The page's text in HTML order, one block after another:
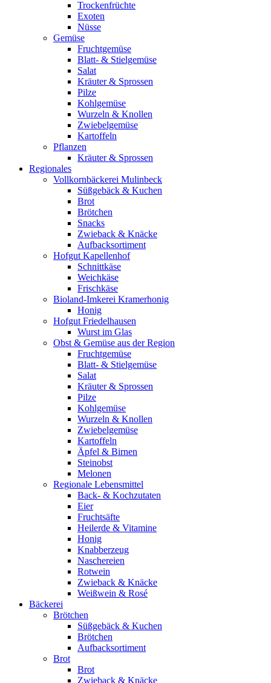
Trockenfrüchte
Exoten
Nüsse
Gemüse
Fruchtgemüse
Blatt- & Stielgemüse
Salat
Kräuter & Sprossen
Pilze
Kohlgemüse
Wurzeln & Knollen
Zwiebelgemüse
Kartoffeln
Pflanzen
Kräuter & Sprossen
Regionales
Vollkornbäckerei Mulinbeck
Süßgebäck & Kuchen
Brot
Brötchen
Snacks
Zwieback & Knäcke
Aufbacksortiment
Hofgut Kapellenhof
Schnittkäse
Weichkäse
Frischkäse
Bioland-Imkerei Kramerhonig
Honig
Hofgut Friedelhausen
Wurst im Glas
Obst & Gemüse aus der Region
Fruchtgemüse
Blatt- & Stielgemüse
Salat
Kräuter & Sprossen
Pilze
Kohlgemüse
Wurzeln & Knollen
Zwiebelgemüse
Kartoffeln
Äpfel & Birnen
Steinobst
Melonen
Regionale Lebensmittel
Back- & Kochzutaten
Eier
Fruchtsäfte
Heilerde & Vitamine
Honig
Knabberzeug
Naschereien
Rotwein
Zwieback & Knäcke
Weißwein & Rosé
Bäckerei
Brötchen
Süßgebäck & Kuchen
Brötchen
Aufbacksortiment
Brot
Brot
Zwieback & Knäcke